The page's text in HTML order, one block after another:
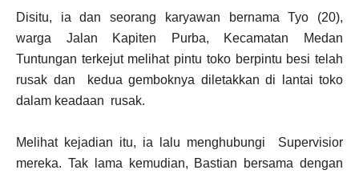
Disitu, ia dan seorang karyawan bernama Tyo (20),
warga Jalan Kapiten Purba, Kecamatan Medan
Tuntungan terkejut melihat pintu toko berpintu besi telah
rusak dan kedua gemboknya diletakkan di lantai toko
dalam keadaan rusak.
Melihat kejadian itu, ia lalu menghubungi Supervisior
mereka. Tak lama kemudian, Bastian bersama dengan